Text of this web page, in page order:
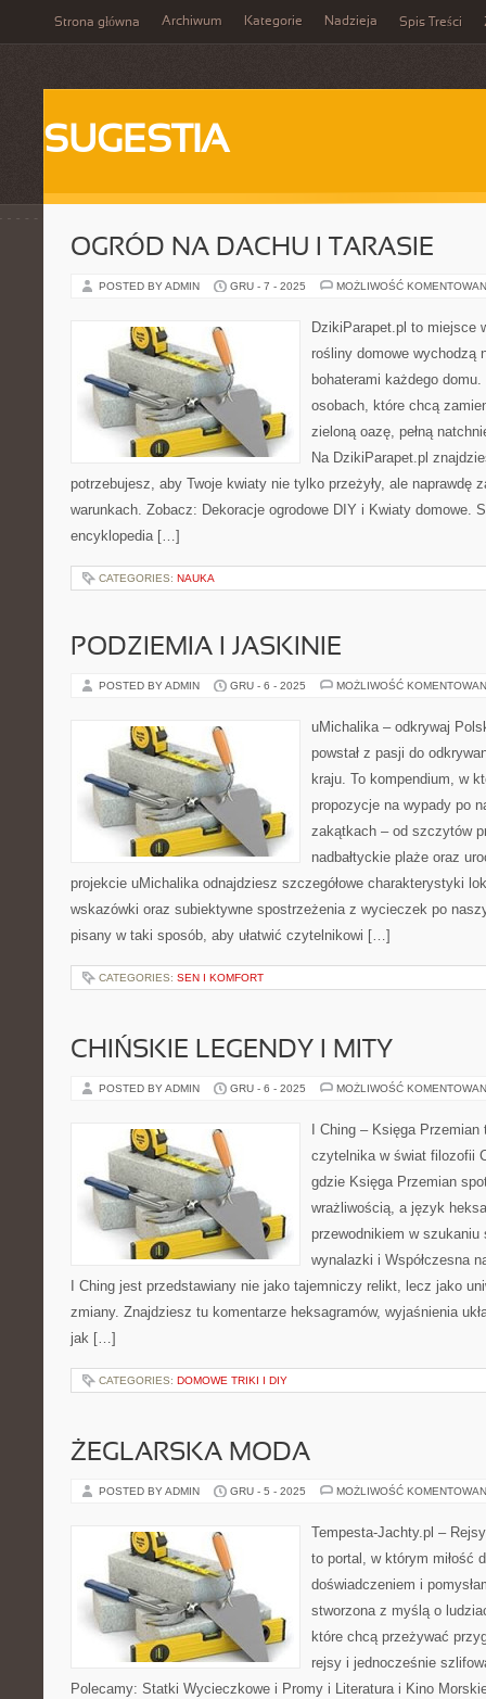
Strona główna Archiwum Kategorie Nadzieja Spis Treści
SUGESTIA
OGRÓD NA DACHU I TARASIE
POSTED BY ADMIN GRU - 7 - 2025 MOŻLIWOŚĆ
DzikiParapet.pl to miejsce
rośliny domowe wychodzą
bohaterami każdego
osobach, które chcą
zieloną oazę, pełną
Na DzikiParapet.pl
potrzebujesz, aby Twoje kwiaty nie tylko przeżyły, ale naprawdę
warunkach. Zobacz: Dekoracje ogrodowe DIY i Kwiaty domowe.
encyklopedia […]
CATEGORIES: NAUKA
PODZIEMIA I JASKINIE
POSTED BY ADMIN GRU - 6 - 2025 MOŻLIWOŚĆ
uMichalika – odkrywaj
powstał z pasji do
kraju. To kompendium, w
propozycje na wypady po
zakątkach – od szczytów
nadbałtyckie plaże oraz
projekcie uMichalika odnajdziesz szczegółowe charakterystyki
wskazówki oraz subiektywne spostrzeżenia z wycieczek po
pisany w taki sposób, aby ułatwić czytelnikowi […]
CATEGORIES: SEN I KOMFORT
CHIŃSKIE LEGENDY I MITY
POSTED BY ADMIN GRU - 6 - 2025 MOŻLIWOŚĆ
I Ching – Księga
czytelnika w świat filozofii
gdzie Księga Przemian
wrażliwością, a język
przewodnikiem w
wynalazki i Współczesna
I Ching jest przedstawiany nie jako tajemniczy relikt, lecz jako
zmiany. Znajdziesz tu komentarze heksagramów, wyjaśnienia
jak […]
CATEGORIES: DOMOWE TRIKI I DIY
ŻEGLARSKA MODA
POSTED BY ADMIN GRU - 5 - 2025 MOŻLIWOŚĆ
Tempesta-Jachty.pl –
to portal, w którym miłość
doświadczeniem i
stworzona z myślą o
które chcą przeżywać
rejsy i jednocześnie
Polecamy: Statki Wycieczkowe i Promy i Literatura i Kino